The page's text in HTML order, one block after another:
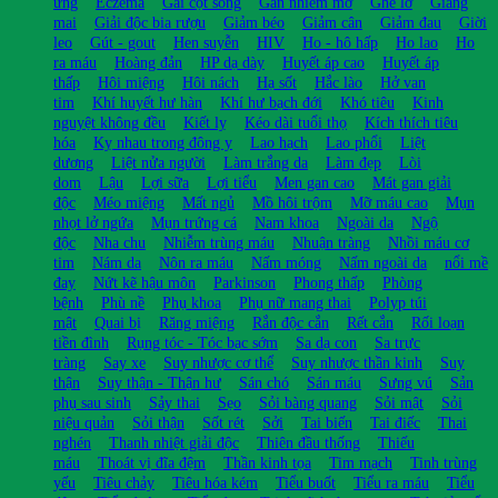
mai
Giải độc bia rượu Giảm béo Giảm cân Giảm đau
Giời
leo
Gút - gout Hen suyễn HIV Ho - hô hấp Ho lao
Ho
ra máu
Hoàng đản HP dạ dày Huyết áp cao
Huyết áp
thấp
Hôi miệng Hôi nách Hạ sốt Hắc lào
Hở van
tim
Khí huyết hư hàn Khí hư bạch đới Khó tiêu
Kinh
nguyệt không đều
Kiết lỵ Kéo dài tuổi thọ
Kích thích tiêu
hóa
Kỵ nhau trong đông y Lao hạch Lao phổi
Liệt
dương
Liệt nửa người Làm trắng da Làm đẹp
Lòi
dom
Lậu Lợi sữa Lợi tiểu Men gan cao
Mát gan giải
độc
Méo miệng Mất ngủ Mồ hôi trộm Mỡ máu cao
Mụn
nhọt lở ngứa
Mụn trứng cá Nam khoa Ngoài da
Ngộ
độc
Nha chu Nhiễm trùng máu Nhuận tràng
Nhồi máu cơ
tim
Nám da Nôn ra máu Nấm móng Nấm ngoài da
nổi mề
đay
Nứt kẽ hậu môn Parkinson Phong thấp
Phòng
bệnh
Phù nề Phụ khoa Phụ nữ mang thai
Polyp túi
mật
Quai bị Răng miệng Rắn độc cắn Rết cắn
Rối loạn
tiền đình
Rụng tóc - Tóc bạc sớm Sa dạ con
Sa trực
tràng
Say xe Suy nhược cơ thể Suy nhược thần kinh
Suy
thận
Suy thận - Thận hư Sán chó Sán máu Sưng vú
Sản
phụ sau sinh
Sảy thai Sẹo Sỏi bàng quang Sỏi mật
Sỏi
niệu quản
Sỏi thận Sốt rét Sởi Tai biến Tai điếc
Thai
nghén
Thanh nhiệt giải độc Thiên đầu thống
Thiếu
máu
Thoát vị đĩa đệm Thần kinh tọa Tim mạch
Tinh trùng
yếu
Tiêu chảy Tiêu hóa kém Tiểu buốt Tiểu ra máu
Tiểu